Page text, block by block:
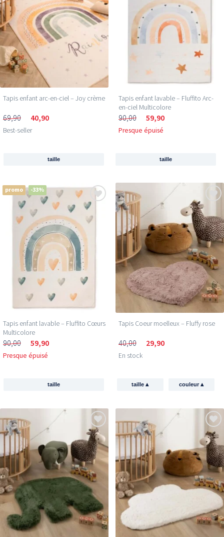
Tapis enfant arc-en-ciel – Joy crème
69,90 40,90
Best-seller
taille
Tapis enfant lavable – Fluffito Arc-
en-ciel Multicolore
90,00 59,90
Presque épuisé
taille
promo -33%
Tapis enfant lavable – Fluffito Cœurs
Multicolore
90,00 59,90
Presque épuisé
taille
Tapis Coeur moelleux – Fluffy rose
40,00 29,90
En stock
taille▴ couleur▴